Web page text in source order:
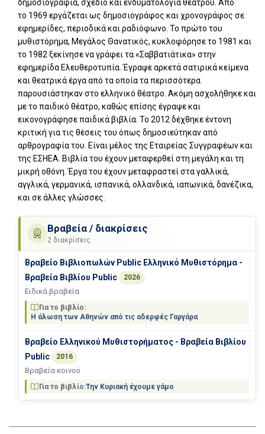
δημοσιογραφία, σχέδιο και ενδυματολογία θεάτρου. Από
το 1969 εργάζεται ως δημοσιογράφος και χρονογράφος σε
εφημερίδες, περιοδικά και ραδιόφωνο. Το πρώτο του
μυθιστόρημα, Μεγάλος Θανατικός, κυκλοφόρησε το 1981 και
το 1982 ξεκίνησε να γράφει τα «Σαββατιάτικα» στην
εφημερίδα Ελευθεροτυπία. Έγραψε αρκετά σατιρικά κείμενα
και θεατρικά έργα από τα οποία τα περισσότερα
παρουσιάστηκαν στο ελληνικό θέατρο. Ακόμη ασχολήθηκε και
με το παιδικό θέατρο, καθώς επίσης έγραψε και
εικονογράφησε παιδικά βιβλία. Το 2012 δέχθηκε έντονη
κριτική για τις θέσεις του όπως δημοσιεύτηκαν από
αρθρογραφία του. Είναι μέλος της Εταιρείας Συγγραφέων και
της ΕΣΗΕΑ. Βιβλία του έχουν μεταφερθεί στη μεγάλη και τη
μικρή οθόνη. Έργα του έχουν μεταφραστεί στα γαλλικά,
αγγλικά, γερμανικά, ισπανικά, ολλανδικά, ιαπωνικά, δανέζικα,
και σε άλλες γλώσσες.
Βραβεία / διακρίσεις
2 διακρίσεις
Βραβείο Βιβλιοπωλών Public Ελληνικό Μυθιστόρημα -
Βραβεία Βιβλίου Public
2026
Ειδικά βραβεία
Για το βιβλίο:
Η άλωση των Αθηνών από τις αδερφές Γαργάρα
Βραβείο Ελληνικού Μυθιστορήματος - Βραβεία Βιβλίου
Public
2016
Βραβεία κοινού
Για το βιβλίο:Την Κυριακή έχουμε γάμο